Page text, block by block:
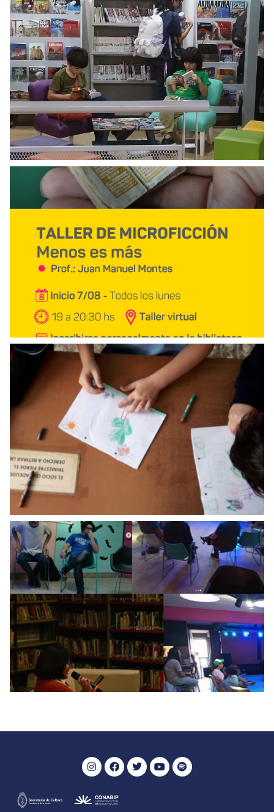
Actualización del sector de manga e
historietas de la biblioteca
Ciclo de talleres literarios
Viajecito por las escuelas
Se leen relatos